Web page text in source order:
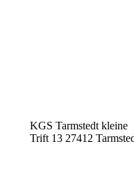
KGS Tarmstedt kleine
Trift 13 27412